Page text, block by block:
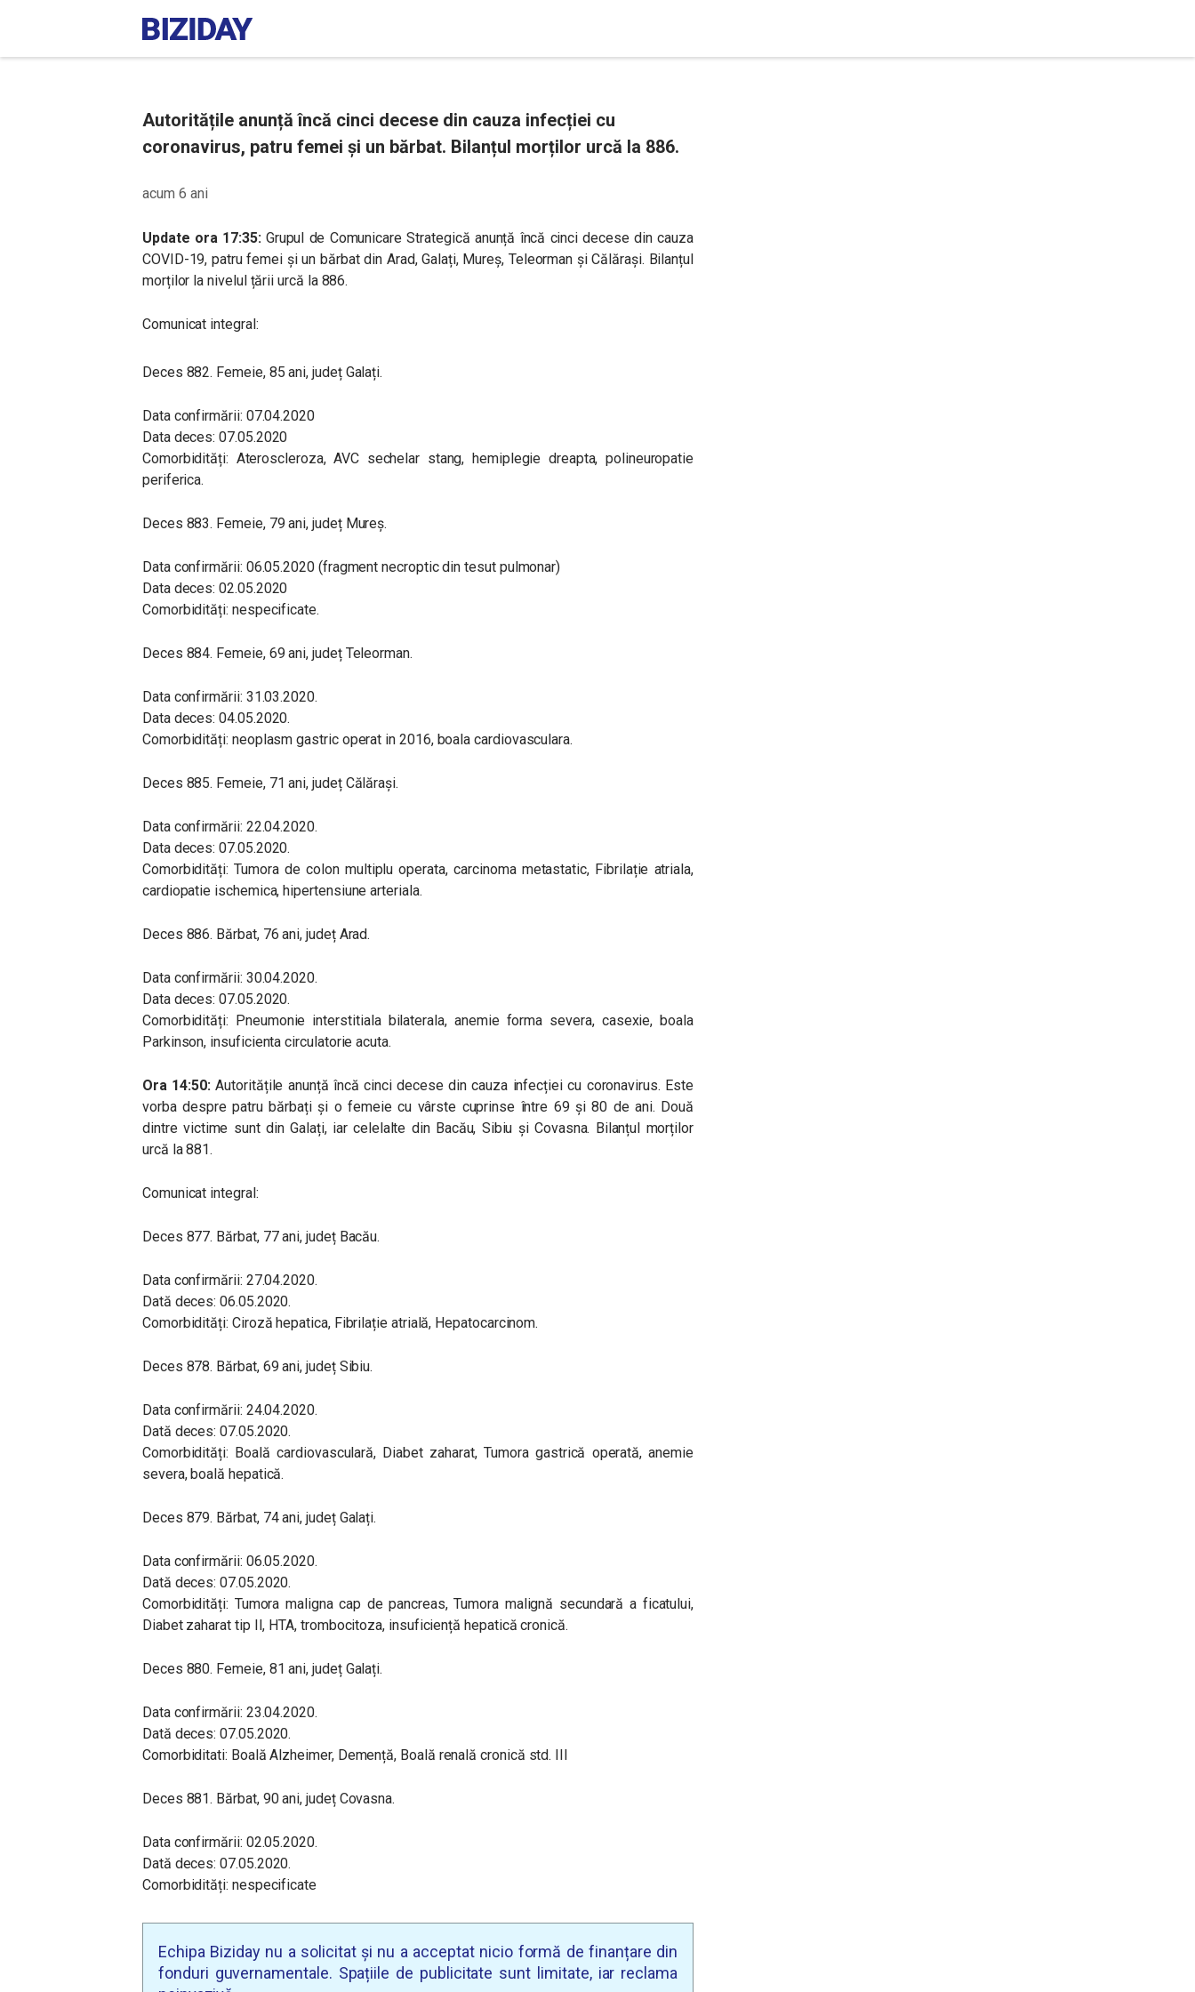
Autoritățile anunță încă cinci decese din cauza infecției cu
coronavirus, patru femei și un bărbat. Bilanțul morților urcă la 886.
acum 6 ani
Update ora 17:35:Grupul de Comunicare Strategică anunță încă cinci decese din cauza
COVID-19, patru femei și un bărbat din Arad, Galați, Mureș, Teleorman și Călărași. Bilanțul
morților la nivelul țării urcă la 886.
Comunicat integral:
Deces 882. Femeie, 85 ani, județ Galați.
Data confirmării: 07.04.2020
Data deces: 07.05.2020
Comorbidități: Ateroscleroza, AVC sechelar stang, hemiplegie dreapta, polineuropatie
periferica.
Deces 883. Femeie, 79 ani, județ Mureș.
Data confirmării: 06.05.2020 (fragment necroptic din tesut pulmonar)
Data deces: 02.05.2020
Comorbidități: nespecificate.
Deces 884. Femeie, 69 ani, județ Teleorman.
Data confirmării: 31.03.2020.
Data deces: 04.05.2020.
Comorbidități: neoplasm gastric operat in 2016, boala cardiovasculara.
Deces 885. Femeie, 71 ani, județ Călărași.
Data confirmării: 22.04.2020.
Data deces: 07.05.2020.
Comorbidități: Tumora de colon multiplu operata, carcinoma metastatic, Fibrilație atriala,
cardiopatie ischemica, hipertensiune arteriala.
Deces 886. Bărbat, 76 ani, județ Arad.
Data confirmării: 30.04.2020.
Data deces: 07.05.2020.
Comorbidități: Pneumonie interstitiala bilaterala, anemie forma severa, casexie, boala
Parkinson, insuficienta circulatorie acuta.
Ora 14:50:Autoritățile anunță încă cinci decese din cauza infecției cu coronavirus. Este
vorba despre patru bărbați și o femeie cu vârste cuprinse între 69 și 80 de ani. Două
dintre victime sunt din Galați, iar celelalte din Bacău, Sibiu și Covasna. Bilanțul morților
urcă la 881.
Comunicat integral:
Deces 877. Bărbat, 77 ani, județ Bacău.
Data confirmării: 27.04.2020.
Dată deces: 06.05.2020.
Comorbidități: Ciroză hepatica, Fibrilație atrială, Hepatocarcinom.
Deces 878. Bărbat, 69 ani, județ Sibiu.
Data confirmării: 24.04.2020.
Dată deces: 07.05.2020.
Comorbidități: Boală cardiovasculară, Diabet zaharat, Tumora gastrică operată, anemie
severa, boală hepatică.
Deces 879. Bărbat, 74 ani, județ Galați.
Data confirmării: 06.05.2020.
Dată deces: 07.05.2020.
Comorbidități: Tumora maligna cap de pancreas, Tumora malignă secundară a ficatului,
Diabet zaharat tip II, HTA, trombocitoza, insuficiență hepatică cronică.
Deces 880. Femeie, 81 ani, județ Galați.
Data confirmării: 23.04.2020.
Dată deces: 07.05.2020.
Comorbiditati: Boală Alzheimer, Demență, Boală renală cronică std. III
Deces 881. Bărbat, 90 ani, județ Covasna.
Data confirmării: 02.05.2020.
Dată deces: 07.05.2020.
Comorbidități: nespecificate
Echipa Biziday nu a solicitat și nu a acceptat nicio formă de finanțare din
fonduri guvernamentale. Spațiile de publicitate sunt limitate, iar reclama